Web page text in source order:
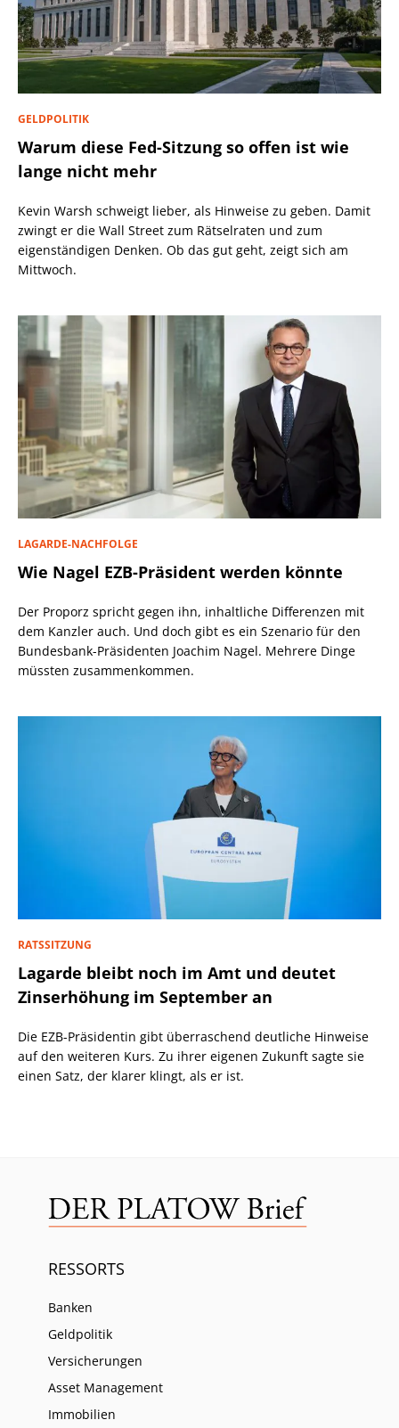
GELDPOLITIK
Warum diese Fed-Sitzung so offen ist wie
lange nicht mehr
Kevin Warsh schweigt lieber, als Hinweise zu geben. Damit
zwingt er die Wall Street zum Rätselraten und zum
eigenständigen Denken. Ob das gut geht, zeigt sich am
Mittwoch.
LAGARDE-NACHFOLGE
Wie Nagel EZB-Präsident werden könnte
Der Proporz spricht gegen ihn, inhaltliche Differenzen mit
dem Kanzler auch. Und doch gibt es ein Szenario für den
Bundesbank-Präsidenten Joachim Nagel. Mehrere Dinge
müssten zusammenkommen.
RATSSITZUNG
Lagarde bleibt noch im Amt und deutet
Zinserhöhung im September an
Die EZB-Präsidentin gibt überraschend deutliche Hinweise
auf den weiteren Kurs. Zu ihrer eigenen Zukunft sagte sie
einen Satz, der klarer klingt, als er ist.
RESSORTS
Banken
Geldpolitik
Versicherungen
Asset Management
Immobilien